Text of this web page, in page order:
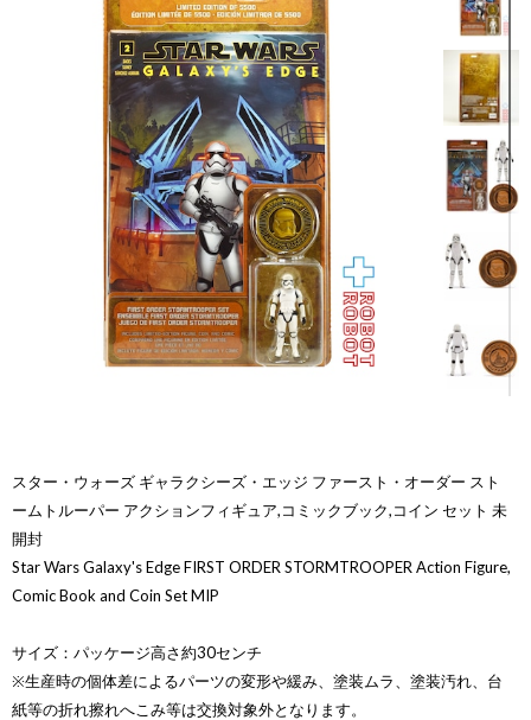
スター・ウォーズ ギャラクシーズ・エッジ ファースト・オーダー スト
ームトルーパー アクションフィギュア,コミックブック,コイン セット 未
開封
Star Wars Galaxy's Edge FIRST ORDER STORMTROOPER Action Figure,
Comic Book and Coin Set MIP
サイズ：パッケージ高さ約30センチ
※生産時の個体差によるパーツの変形や緩み、塗装ムラ、塗装汚れ、台
紙等の折れ擦れへこみ等は交換対象外となります。